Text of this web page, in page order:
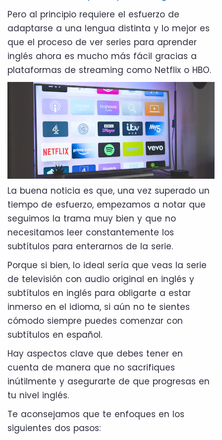
Pero al principio requiere el esfuerzo de
adaptarse a una lengua distinta y lo mejor es
que el proceso de ver series para aprender
inglés ahora es mucho más fácil gracias a
plataformas de streaming como Netflix o HBO.
La buena noticia es que, una vez superado un
tiempo de esfuerzo, empezamos a notar que
seguimos la trama muy bien y que no
necesitamos leer constantemente los
subtítulos para enterarnos de la serie.
Porque si bien, lo ideal sería que veas la serie
de televisión con audio original en inglés y
subtítulos en inglés para obligarte a estar
inmerso en el idioma, si aún no te sientes
cómodo siempre puedes comenzar con
subtítulos en español.
Hay aspectos clave que debes tener en
cuenta de manera que no sacrifiques
inútilmente y asegurarte de que progresas en
tu nivel inglés.
Te aconsejamos que te enfoques en los
siguientes dos pasos: